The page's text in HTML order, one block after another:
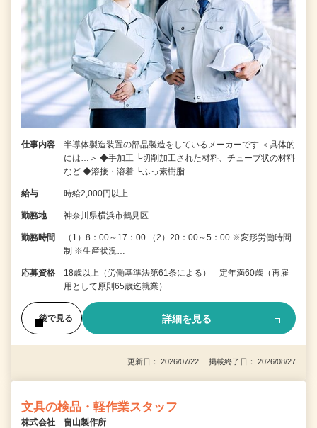
仕事内容
半導体製造装置の部品製造をしているメーカーです ＜具体的
には…＞ ◆手加工 └切削加工された材料、チューブ状の材料
など ◆溶接・溶着 └ふっ素樹脂…
給与 時給2,000円以上
勤務地 神奈川県横浜市鶴見区
勤務時間
（1）8：00～17：00 （2）20：00～5：00 ※変形労働時間
制 ※生産状況…
応募資格
18歳以上（労働基準法第61条による） 定年満60歳（再雇
用として原則65歳迄就業）
後で見る 詳細を見る
更新日： 2026/07/22 掲載終了日： 2026/08/27
文具の検品・軽作業スタッフ
株式会社 畠山製作所